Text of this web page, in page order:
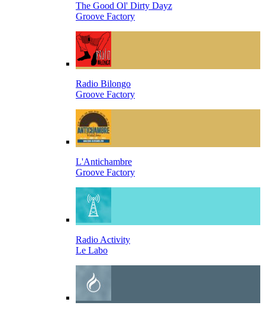
The Good Ol' Dirty Dayz
Groove Factory
Radio Bilongo
Groove Factory
L'Antichambre
Groove Factory
Radio Activity
Le Labo